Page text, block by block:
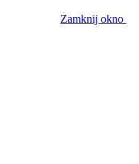
Zamknij okno